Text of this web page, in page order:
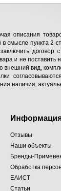
описания
смысле пункта 2
и не поставить
внешний вид,
наличия,
Отзывы
Наши объекты
Бренды-
Обработка
ЕАИСТ
Статьи